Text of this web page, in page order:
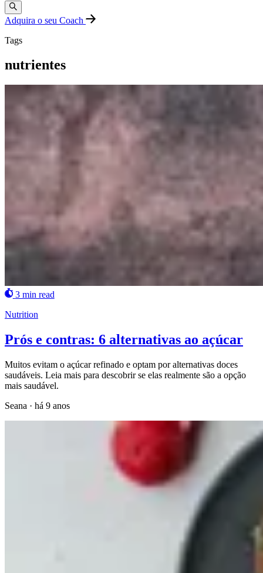
Adquira o seu Coach
Tags
nutrientes
3 min read
Nutrition
Prós e contras: 6 alternativas ao açúcar
Muitos evitam o açúcar refinado e optam por alternativas doces
saudáveis. Leia mais para descobrir se elas realmente são a opção
mais saudável.
Seana · há 9 anos